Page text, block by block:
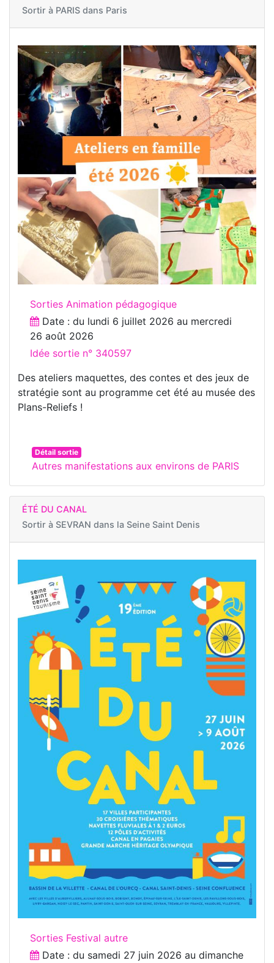
Sortir à PARIS dans Paris
Sorties Animation pédagogique
Date : du lundi 6 juillet 2026 au mercredi
26 août 2026
Idée sortie n° 340597
Des ateliers maquettes, des contes et des jeux de
stratégie sont au programme cet été au musée des
Plans-Reliefs !
Détail sortie
Autres manifestations aux environs de PARIS
ÉTÉ DU CANAL
Sortir à SEVRAN dans la Seine Saint Denis
Sorties Festival autre
Date : du samedi 27 juin 2026 au dimanche